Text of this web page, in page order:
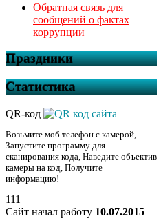
Обратная связь для
сообщений о фактах
коррупции
Праздники
Статистика
QR-код
Возьмите моб телефон с камерой,
Запустите программу для
сканирования кода, Наведите объектив
камеры на код, Получите
информацию!
111
Сайт начал работу 10.07.2015